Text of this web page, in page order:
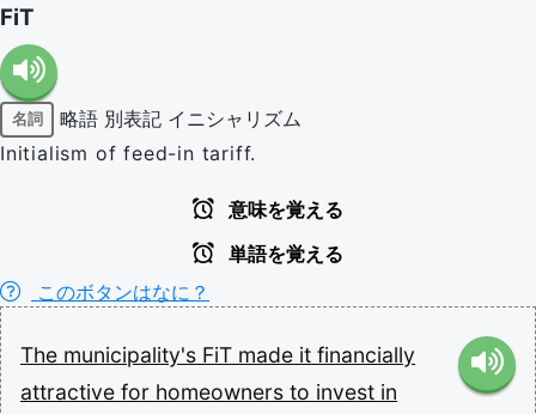
FiT
名詞 略語 別表記 イニシャリズム
Initialism of feed-in tariff.
意味を覚える
単語を覚える
このボタンはなに？
The municipality's FiT made it financially
attractive for homeowners to invest in